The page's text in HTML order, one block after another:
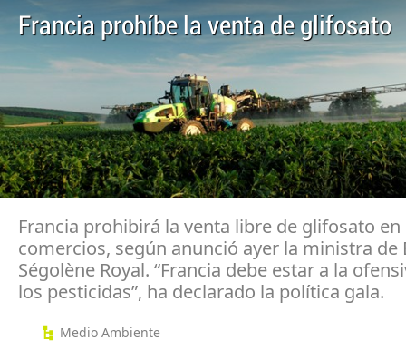
Francia prohíbe la venta de glifosato
Francia prohibirá la venta libre de glifosato en
comercios, según anunció ayer la ministra de
Ségolène Royal. “Francia debe estar a la
los pesticidas”, ha declarado la política gala.
Medio Ambiente